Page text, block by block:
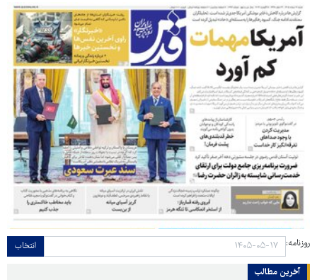
روزنامه: انتخاب
آخرین مطالب